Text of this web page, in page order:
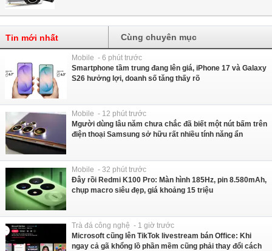
Tin mới nhất Cùng chuyên mục
Mobile - 6 phút trước
Smartphone tầm trung đang lên giá, iPhone 17 và Galaxy
S26 hưởng lợi, doanh số tăng thấy rõ
Mobile - 12 phút trước
Mgười dùng lâu năm chưa chắc đã biết một nút bấm trên
điện thoại Samsung sở hữu rất nhiều tính năng ẩn
Mobile - 32 phút trước
Đây rồi Redmi K100 Pro: Màn hình 185Hz, pin 8.580mAh,
chụp macro siêu đẹp, giá khoảng 15 triệu
Trà đá công nghệ - 1 giờ trước
Microsoft cũng lên TikTok livestream bán Office: Khi
ngay cả gã khổng lồ phần mềm cũng phải thay đổi cách